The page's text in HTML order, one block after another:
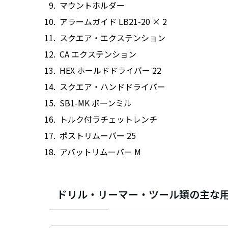
マウントホルダー
アラームガイド LB21-20 × 2
スクエア・エクステンション
CA エクステンション
HEX ホールドドライバー 22
スクエア・ハンドドライバー
SB1-MK ボーンミル
トルク付ラチェットレンチ
ポストリムーバー 25
アバットリムーバー M
ドリル・リーマー・ツール類の主な